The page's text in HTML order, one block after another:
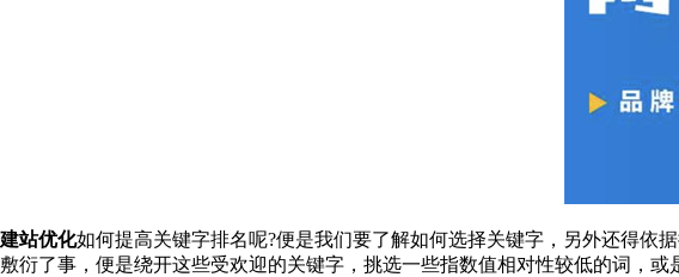
建站优化如何提高关键字排名呢?便是我们要了解如何选择关键字，另外还得依
敷衍了事，便是绕开这些受欢迎的关键字，挑选一些指数值相对性较低的词，